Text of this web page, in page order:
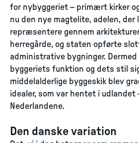
for nybyggeriet – primært kirker
nu den nye magtelite, adelen, der
repræsentere gennem
herregårde, og staten opførte
administrative bygninger.
byggeriets funktion og dets stil
middelalderlige byggeskik blev
idealer, som var hentet i udlandet
Nederlandene.
Den danske variation